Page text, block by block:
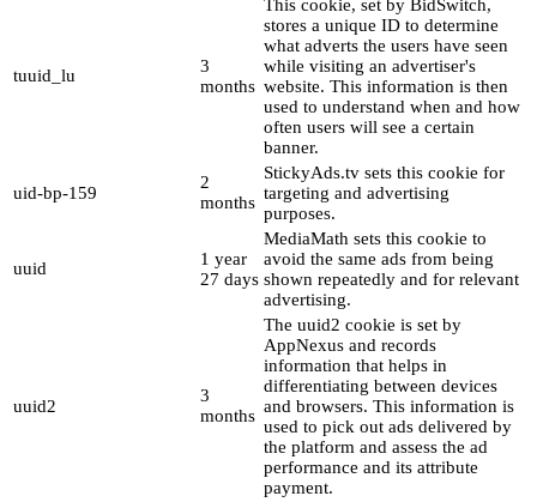
tuuid_lu
3
months
This cookie, set by BidSwitch,
stores a unique ID to determine
what adverts the users have seen
while visiting an advertiser's
website. This information is then
used to understand when and how
often users will see a certain
banner.
uid-bp-159
2
months
StickyAds.tv sets this cookie for
targeting and advertising
purposes.
uuid
1 year
27 days
MediaMath sets this cookie to
avoid the same ads from being
shown repeatedly and for relevant
advertising.
uuid2
3
months
The uuid2 cookie is set by
AppNexus and records
information that helps in
differentiating between devices
and browsers. This information is
used to pick out ads delivered by
the platform and assess the ad
performance and its attribute
payment.